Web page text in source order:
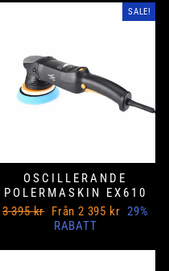
SALE!
OSCILLERANDE
POLERMASKIN EX610
Ord
3 395 kr Nedsatt
pris
Från 2 395 kr 29%
RABATT